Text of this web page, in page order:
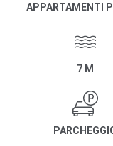
APPARTAMENTI
7 M